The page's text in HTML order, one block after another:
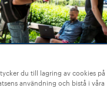
du till lagring av cookies
användning och bistå i våra